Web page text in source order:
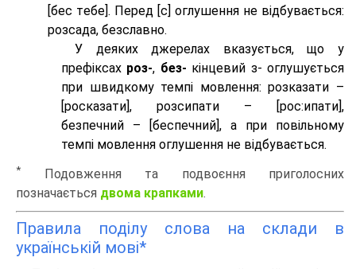
[бес тeбе]. Перед [с] оглушення не відбувається:
розсада, безславно.
У деяких джерелах вказується, що у
префіксах роз-, без- кінцевий з- оглушується
при швидкому темпі мовлення: розказати –
[росказати], розсипати – [роc:ипати],
безпечний – [беспечний], а при повільному
темпі мовлення оглушення не відбувається.
*
Подовження та подвоєння приголосних
позначається двома крапками.
Правила поділу слова на склади в
українській мові*